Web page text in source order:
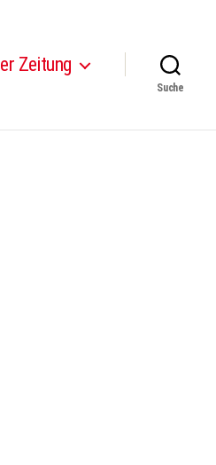
Zeitung
Suche